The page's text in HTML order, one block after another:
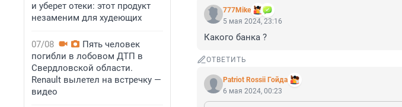
и уберет отеки: этот продукт
незаменим для худеющих
07/08
Пять человек
погибли в лобовом ДТП в
Свердловской области.
Renault вылетел на встречку —
видео
777Mike
5 мая 2024, 23:16
Какого банка ?
ОТВЕТИТЬ
Patriot Rossii Гойда
6 мая 2024, 00:23